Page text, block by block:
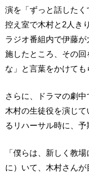
演を「ずっと話したく
控え室で木村と2人き
ラジオ番組内で伊藤
施したところ、その
な」と言葉をかけても
さらに、ドラマの劇
木村の生徒役を演じ
るリハーサル時に、予
「僕らは、新しく教
に）いて、木村さん